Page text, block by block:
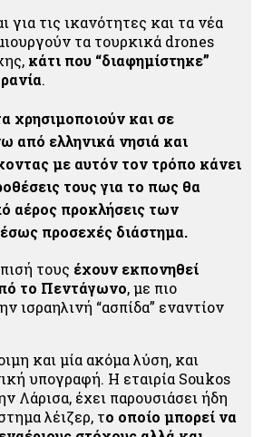
για τις ικανότητες και τα νέα
τα τουρκικά drones
κάτι που “διαφημίστηκε”
.
χρησιμοποιούν και σε
από ελληνικά νησιά και
με αυτόν τον τρόπο κάνει
τους για το πως θα
αέρος προκλήσεις των
προσεχές διάστημα.
τους έχουν εκπονηθεί
το Πεντάγωνο, με πιο
ισραηλινή “ασπίδα” εναντίον
και μία ακόμα λύση, και
υπογραφή. Η εταιρία Soukos
Λάρισα, έχει παρουσιάσει ήδη
λέιζερ, το οποίο μπορεί να